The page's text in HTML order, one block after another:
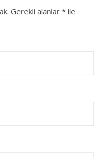
Gerekli alanlar * ile